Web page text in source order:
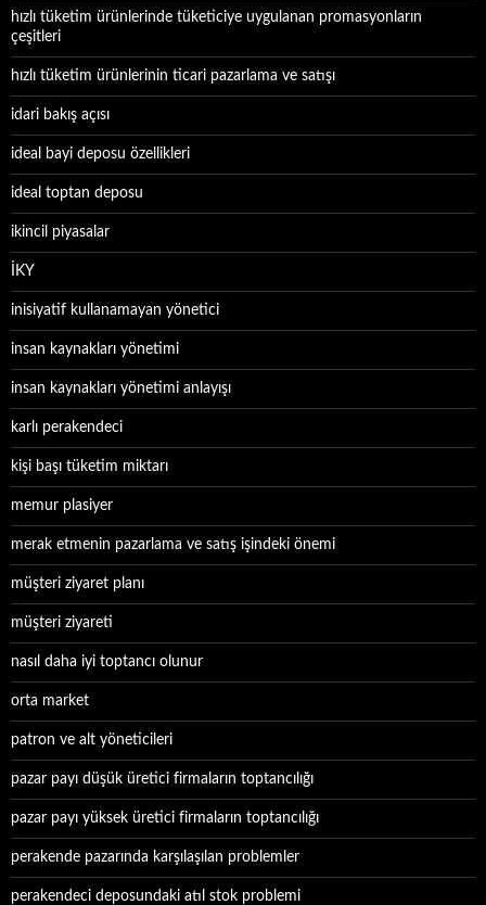
hızlı tüketim ürünlerinde tüketiciye uygulanan promasyonların
çeşitleri
hızlı tüketim ürünlerinin ticari pazarlama ve satışı
idari bakış açısı
ideal bayi deposu özellikleri
ideal toptan deposu
ikincil piyasalar
İKY
inisiyatif kullanamayan yönetici
insan kaynakları yönetimi
insan kaynakları yönetimi anlayışı
karlı perakendeci
kişi başı tüketim miktarı
memur plasiyer
merak etmenin pazarlama ve satış işindeki önemi
müşteri ziyaret planı
müşteri ziyareti
nasıl daha iyi toptancı olunur
orta market
patron ve alt yöneticileri
pazar payı düşük üretici firmaların toptancılığı
pazar payı yüksek üretici firmaların toptancılığı
perakende pazarında karşılaşılan problemler
perakendeci deposundaki atıl stok problemi